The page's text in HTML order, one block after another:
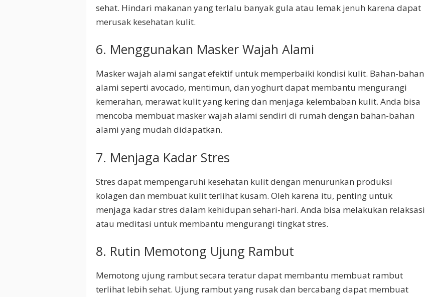
sehat. Hindari makanan yang terlalu banyak gula atau lemak jenuh karena dapat
merusak kesehatan kulit.
6. Menggunakan Masker Wajah Alami
Masker wajah alami sangat efektif untuk memperbaiki kondisi kulit. Bahan-bahan
alami seperti avocado, mentimun, dan yoghurt dapat membantu mengurangi
kemerahan, merawat kulit yang kering dan menjaga kelembaban kulit. Anda bisa
mencoba membuat masker wajah alami sendiri di rumah dengan bahan-bahan
alami yang mudah didapatkan.
7. Menjaga Kadar Stres
Stres dapat mempengaruhi kesehatan kulit dengan menurunkan produksi
kolagen dan membuat kulit terlihat kusam. Oleh karena itu, penting untuk
menjaga kadar stres dalam kehidupan sehari-hari. Anda bisa melakukan relaksasi
atau meditasi untuk membantu mengurangi tingkat stres.
8. Rutin Memotong Ujung Rambut
Memotong ujung rambut secara teratur dapat membantu membuat rambut
terlihat lebih sehat. Ujung rambut yang rusak dan bercabang dapat membuat